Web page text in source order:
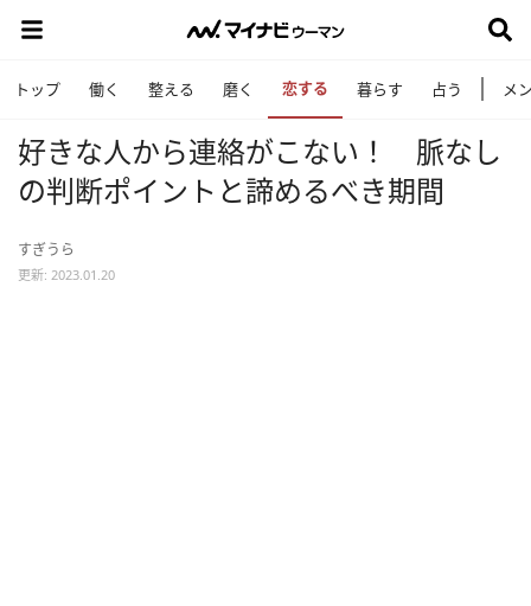
トップ 働く 整える 磨く 恋する 暮らす 占う メ
好きな人から連絡がこない！ 脈なし
の判断ポイントと諦めるべき期間
すぎうら
更新: 2023.01.20